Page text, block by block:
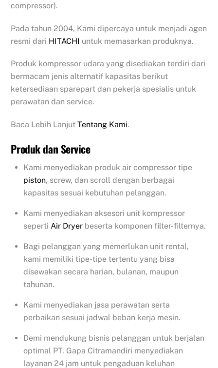
compressor).
Pada tahun 2004, Kami dipercaya untuk menjadi agen
resmi dari HITACHI untuk memasarkan produknya.
Produk kompressor udara yang disediakan terdiri dari
bermacam jenis alternatif kapasitas berikut
ketersediaan sparepart dan pekerja spesialis untuk
perawatan dan service.
Baca Lebih LanjutTentang Kami.
Produk dan Service
Kami menyediakan produk air compressor tipe
piston, screw, dan scroll dengan berbagai
kapasitas sesuai kebutuhan pelanggan.
Kami menyediakan aksesori unit kompressor
seperti Air Dryer beserta komponen filter-filternya.
Bagi pelanggan yang memerlukan unit rental,
kami memiliki tipe-tipe tertentu yang bisa
disewakan secara harian, bulanan, maupun
tahunan.
Kami menyediakan jasa perawatan serta
perbaikan sesuai jadwal beban kerja mesin.
Demi mendukung bisnis pelanggan untuk berjalan
optimal PT. Gapa Citramandiri menyediakan
layanan 24 jam untuk pengaduan keluhan